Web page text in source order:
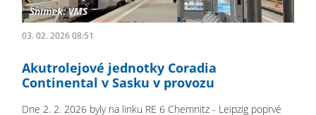
03. 02. 2026 08:51
Akutrolejové jednotky Coradia
Continental v Sasku v provozu
Dne 2. 2. 2026 byly na linku RE 6 Chemnitz - Leipzig poprvé